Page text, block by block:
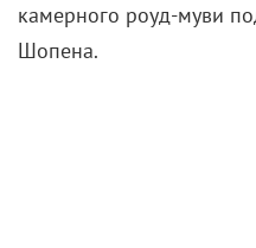
камерного роуд-муви
Шопена.